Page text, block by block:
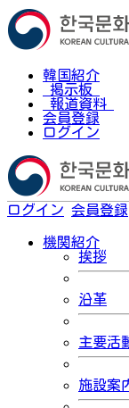
韓国紹介
掲示板
報道資料
会員登録
ログイン
ログイン 会員登録
機関紹介
挨拶
沿革
主要活
施設案